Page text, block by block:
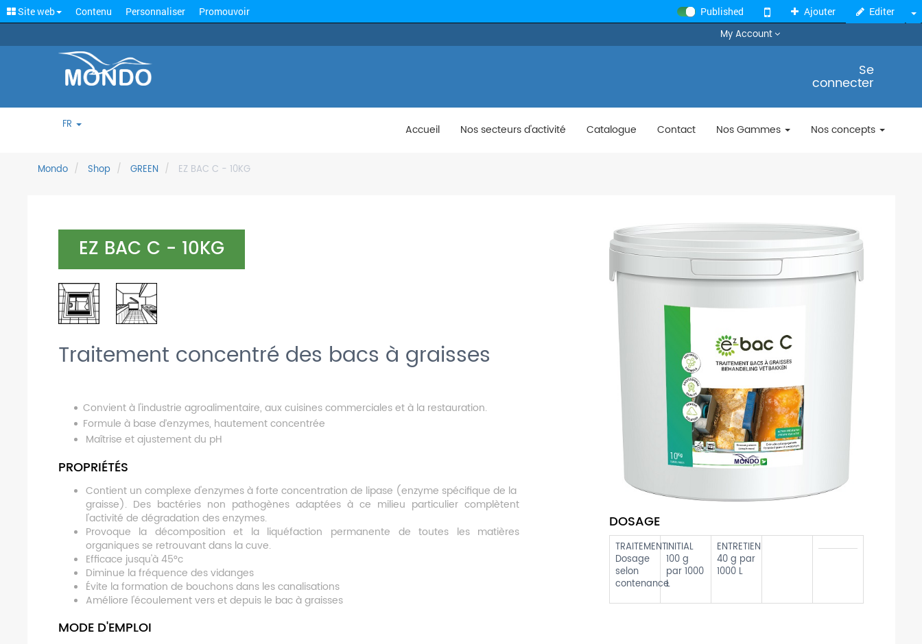
Site web Contenu Personnaliser Promouvoir Published Ajouter Editer
My Account
Se
connecter
FR Accueil Nos secteurs d'activité Catalogue Contact Nos Gammes Nos concepts
Mondo Shop GREEN EZ BAC C - 10KG
EZ BAC C - 10KG
Traitement concentré des bacs à graisses
Convient à l'industrie agroalimentaire, aux cuisines commerciales et à la restauration.
Formule à base d’enzymes, hautement concentrée
Maîtrise et ajustement du pH
PROPRIÉTÉS
Contient un complexe d'enzymes à forte concentration de lipase (enzyme spécifique de la
graisse). Des bactéries non pathogènes adaptées à ce milieu particulier complètent
l'activité de dégradation des enzymes.
Provoque la décomposition et la liquéfaction permanente de toutes les matières
organiques se retrouvant dans la cuve.
Efficace jusqu'à 45°c
Diminue la fréquence des vidanges
Évite la formation de bouchons dans les canalisations
Améliore l'écoulement vers et depuis le bac à graisses
MODE D'EMPLOI
DOSAGE
TRAITEMENT
Dosage
selon
contenance
INITIAL
100 g
par 1000
L
ENTRETIEN
40 g par
1000 L